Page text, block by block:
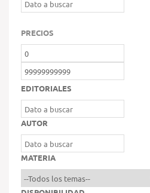
PRECIOS
EDITORIALES
AUTOR
MATERIA